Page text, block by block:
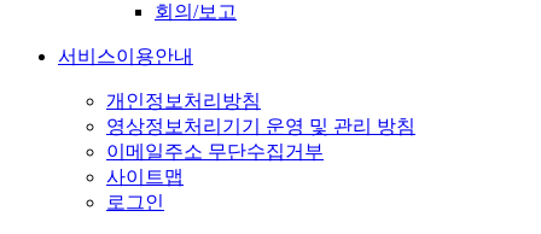
회의/보고
서비스이용안내
개인정보처리방침
영상정보처리기기 운영 및 관리 방침
이메일주소 무단수집거부
사이트맵
로그인